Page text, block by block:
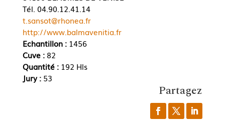
Tél. 04.90.12.41.14
t.sansot@rhonea.fr
http://www.balmavenitia.fr
Echantillon :1456
Cuve : 82
Quantité : 192 Hls
Jury : 53
Partagez